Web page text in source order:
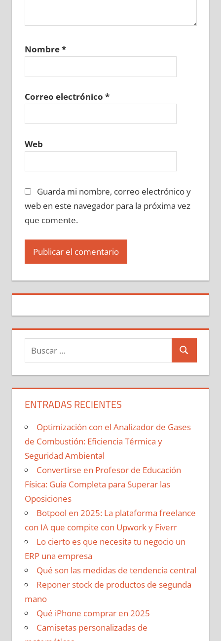
Nombre*
Correo electrónico *
Web
Guarda mi nombre, correo electrónico y
web en este navegador para la próxima vez
que comente.
Buscar:
Buscar
ENTRADAS RECIENTES
Optimización con el Analizador de Gases
de Combustión: Eficiencia Térmica y
Seguridad Ambiental
Convertirse en Profesor de Educación
Física: Guía Completa para Superar las
Oposiciones
Botpool en 2025: La plataforma freelance
con IA que compite con Upwork y Fiverr
Lo cierto es que necesita tu negocio un
ERP una empresa
Qué son las medidas de tendencia central
Reponer stock de productos de segunda
mano
Qué iPhone comprar en 2025
Camisetas personalizadas de